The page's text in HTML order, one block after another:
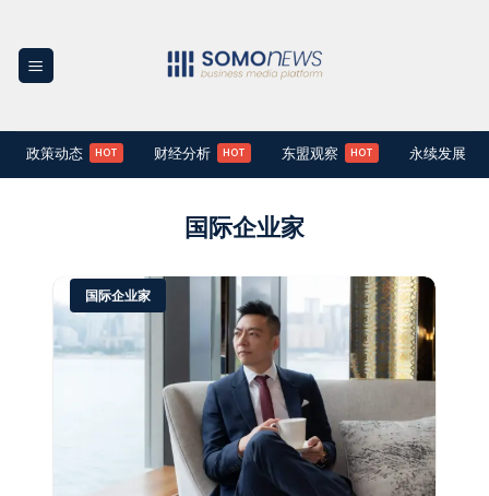
content
政策动态 财经分析 东盟观察 永续发展
国际企业家
国际企业家